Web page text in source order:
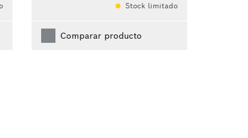
Stock limitado
Comparar producto